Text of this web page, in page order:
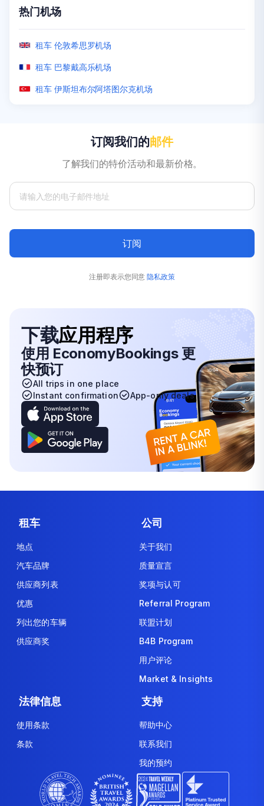
热门机场
租车 吉隆坡机场
租车 阿布扎比机场
租车 普吉国际机场
热门机场
租车 珀斯机场
租车 霍巴特机场
租车 布里斯班机场
热门机场
租车 Zanzibar Airport
租车 拉巴特机场
租车 温得和克国际机场
热门机场
租车 洛杉矶机场
租车 奥兰多机场
租车 拉斯维加斯机场
热门机场
租车 墨西卡利机场
租车 圣胡安机场
租车 圣保罗瓜鲁柳斯机场
热门机场
租车 伦敦希思罗机场
租车 巴黎戴高乐机场
租车 伊斯坦布尔阿塔图尔克机场
订阅我们的邮件
了解我们的特价活动和最新价格。
订阅
注册即表示您同意 隐私政策
下载应用程序
使用 EconomyBookings 更
快预订
All trips in one place
Instant confirmation
App-only deals
租车
地点
汽车品牌
供应商列表
优惠
列出您的车辆
供应商奖
公司
关于我们
质量宣言
奖项与认可
Referral Program
联盟计划
B4B Program
用户评论
Market & Insights
法律信息
使用条款
条款
支持
帮助中心
联系我们
我的预约